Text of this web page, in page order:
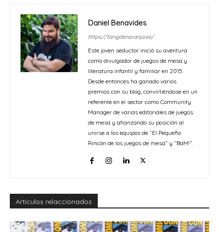
Daniel Benavides
https://tangdenaranja.es/
Este joven seductor inició su aventura
como divulgador de juegos de mesa y
literatura infantil y familiar en 2015.
Desde entonces ha ganado varios
premios con su blog, convirtiéndose en un
referente en el sector como Community
Manager de varias editoriales de juegos
de mesa y afianzando su posición al
unirse a los equipos de “El Pequeño
Rincón de los juegos de mesa” y “BaM!”.
Artículos relaccionados